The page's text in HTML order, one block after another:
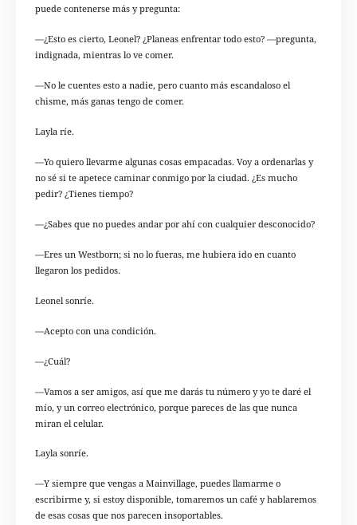
puede contenerse más y pregunta:
—¿Esto es cierto, Leonel? ¿Planeas enfrentar todo esto? —pregunta,
indignada, mientras lo ve comer.
—No le cuentes esto a nadie, pero cuanto más escandaloso el
chisme, más ganas tengo de comer.
Layla ríe.
—Yo quiero llevarme algunas cosas empacadas. Voy a ordenarlas y
no sé si te apetece caminar conmigo por la ciudad. ¿Es mucho
pedir? ¿Tienes tiempo?
—¿Sabes que no puedes andar por ahí con cualquier desconocido?
—Eres un Westborn; si no lo fueras, me hubiera ido en cuanto
llegaron los pedidos.
Leonel sonríe.
—Acepto con una condición.
—¿Cuál?
—Vamos a ser amigos, así que me darás tu número y yo te daré el
mío, y un correo electrónico, porque pareces de las que nunca
miran el celular.
Layla sonríe.
—Y siempre que vengas a Mainvillage, puedes llamarme o
escribirme y, si estoy disponible, tomaremos un café y hablaremos
de esas cosas que nos parecen insoportables.